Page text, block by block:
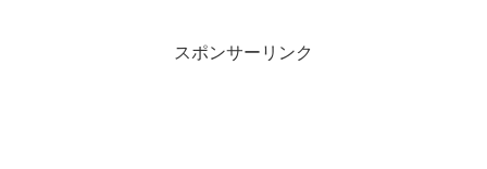
スポンサーリンク